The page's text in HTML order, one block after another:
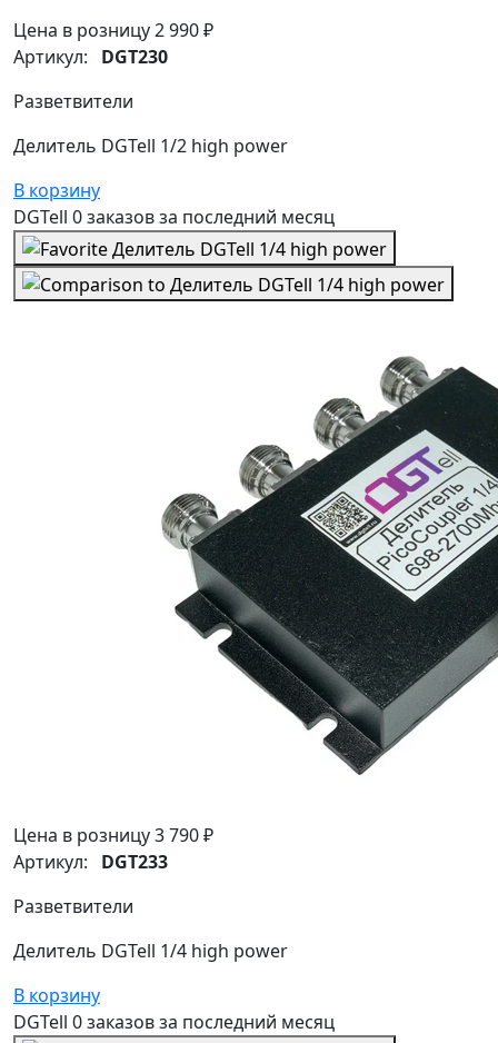
Цена в розницу2 990 ₽
Артикул: DGT230
Разветвители
Делитель DGTell 1/2 high power
В корзину
DGTell 0 заказовза последний месяц
Цена в розницу3 790 ₽
Артикул: DGT233
Разветвители
Делитель DGTell 1/4 high power
В корзину
DGTell 0 заказовза последний месяц